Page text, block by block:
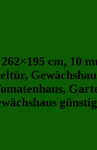
cm, 10